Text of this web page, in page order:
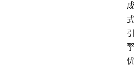
成
式
引
擎
优